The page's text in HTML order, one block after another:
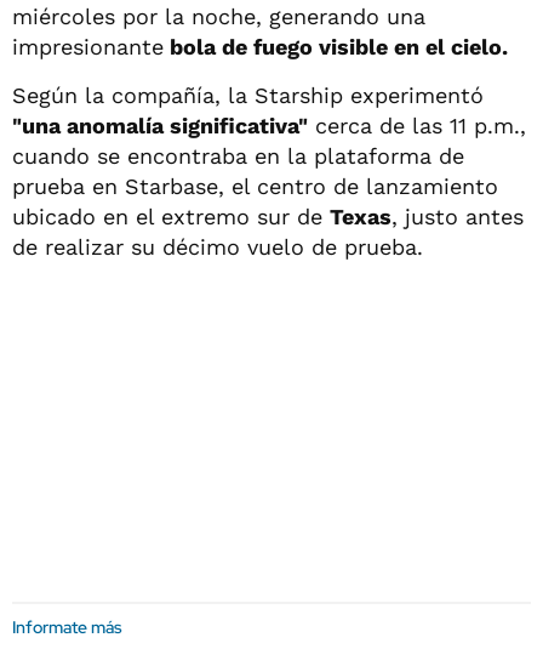
miércoles por la noche, generando una
impresionante bola de fuego visible en el cielo.
Según la compañía, la Starship experimentó
"una anomalía significativa" cerca de las 11 p.m.,
cuando se encontraba en la plataforma de
prueba en Starbase, el centro de lanzamiento
ubicado en el extremo sur de Texas, justo antes
de realizar su décimo vuelo de prueba.
Informate más